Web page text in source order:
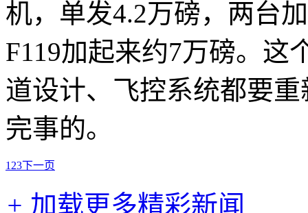
机，单发4.2万磅，两台
F119加起来约7万磅。这
道设计、飞控系统都要
完事的。
1 23下一页
+ 加载更多精彩新闻